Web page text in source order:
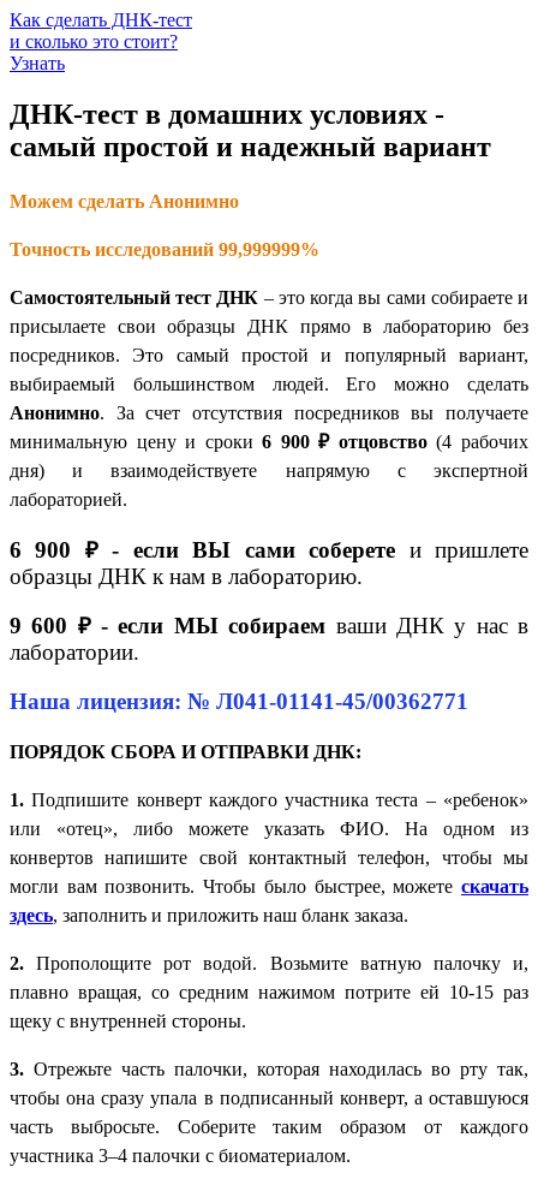
Как сделать ДНК-тест
и сколько это стоит?
Узнать
ДНК-тест в домашних условиях -
самый простой и надежный вариант
Можем сделать Анонимно
Точность исследований 99,999999%
Самостоятельный тест ДНК – это когда вы сами собираете и
присылаете свои образцы ДНК прямо в лабораторию без
посредников. Это самый простой и популярный вариант,
выбираемый большинством людей. Его можно сделать
Анонимно. За счет отсутствия посредников вы получаете
минимальную цену и сроки6 900 ₽ отцовство(4 рабочих
дня) и взаимодействуете напрямую с экспертной
лабораторией.
6 900 ₽ - если ВЫ сами соберете и пришлете
образцы ДНК к нам в лабораторию.
9 600 ₽ - если МЫ собираем ваши ДНК у нас в
лаборатории.
Наша лицензия: № Л041-01141-45/00362771
ПОРЯДОК СБОРА И ОТПРАВКИ ДНК:
1. Подпишите конверт каждого участника теста – «ребенок»
или «отец», либо можете указать ФИО. На одном из
конвертов напишите свой контактный телефон, чтобы мы
могли вам позвонить. Чтобы было быстрее, можете скачать
здесь, заполнить и приложить наш бланк заказа.
2. Прополощите рот водой. Возьмите ватную палочку и,
плавно вращая, со средним нажимом потрите ей 10-15 раз
щеку с внутренней стороны.
3. Отрежьте часть палочки, которая находилась во рту так,
чтобы она сразу упала в подписанный конверт, а оставшуюся
часть выбросьте. Соберите таким образом от каждого
участника 3–4 палочки с биоматериалом.